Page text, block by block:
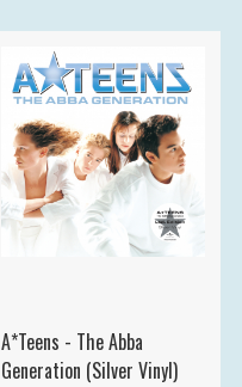
A*Teens - The Abba
Generation (Silver Vinyl)